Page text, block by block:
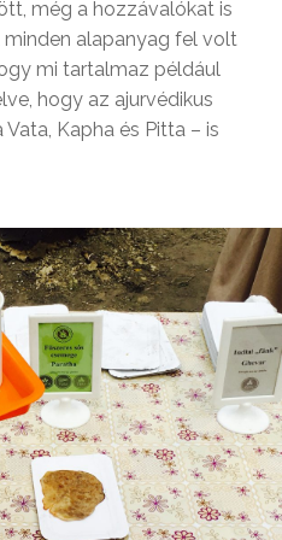
még a hozzávalókat is
alapanyag fel volt
mi tartalmaz például
hogy az ajurvédikus
Kapha és Pitta – is